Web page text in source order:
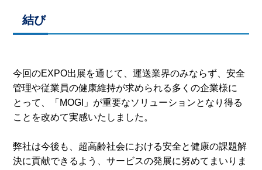
結び
今回のEXPO出展を通じて、運送業界のみならず、安全
管理や従業員の健康維持が求められる多くの企業様に
とって、「MOGI」が重要なソリューションとなり得る
ことを改めて実感いたしました。
弊社は今後も、超高齢社会における安全と健康の課題解
決に貢献できるよう、サービスの発展に努めてまいりま